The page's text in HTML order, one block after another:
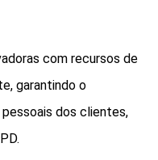
com recursos de
garantindo o
dos clientes,